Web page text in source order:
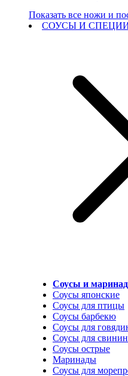
Показать все ножи и
СОУСЫ И
Соусы и
Соусы японские
Соусы для птицы
Соусы барбекю
Соусы для
Соусы для
Соусы острые
Маринады
Соусы для